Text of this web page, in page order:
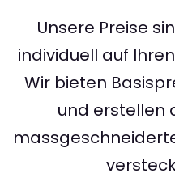
Unsere Preise
individuell auf
Wir bieten
und erstellen